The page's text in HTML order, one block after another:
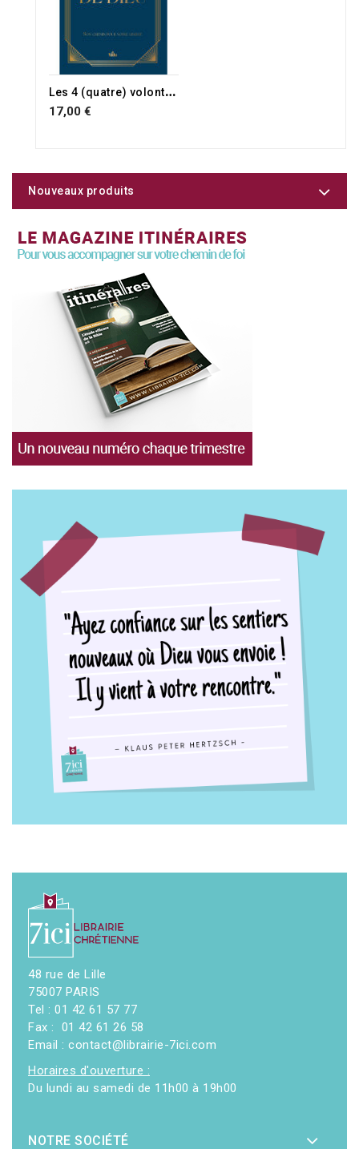
L
es 4 (quatre) volontés de Dieu
17,00 €
Nouveaux produits
48 rue de Lille
75007 PARIS
Tel : 01 42 61 57 77
Fax : 01 42 61 26 58
Email : contact@librairie-7ici.com
Horaires d'ouverture :
Du lundi au samedi de 11h00 à 19h00
NOTRE SOCIÉTÉ